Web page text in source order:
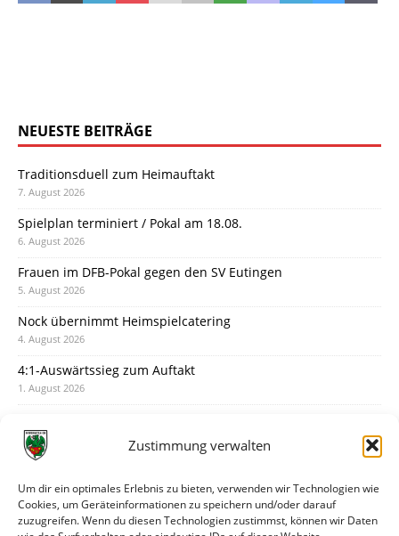
Zustimmung verwalten
Um dir ein optimales Erlebnis zu bieten, verwenden wir Technologien wie
Cookies, um Geräteinformationen zu speichern und/oder darauf
zuzugreifen. Wenn du diesen Technologien zustimmst, können wir Daten
NEUESTE BEITRÄGE
Traditionsduell zum Heimauftakt
7. August 2026
Spielplan terminiert / Pokal am 18.08.
6. August 2026
Frauen im DFB-Pokal gegen den SV Eutingen
5. August 2026
Nock übernimmt Heimspielcatering
4. August 2026
4:1-Auswärtssieg zum Auftakt
1. August 2026
31. Juli 2026
30. Juli 2026
Deine Spielminute: 89+1